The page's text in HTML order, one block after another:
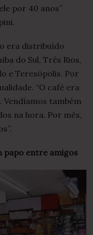
por 40 anos”
era distribuído
do Sul, Três Rios,
e Teresópolis. Por
“O café era
Vendíamos também
na hora. Por mês,
papo entre amigos